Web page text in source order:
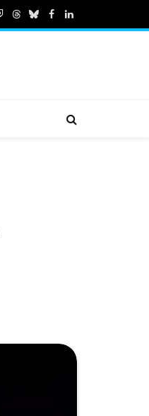
ThreadsBlueskyFacebook
LinkedIn